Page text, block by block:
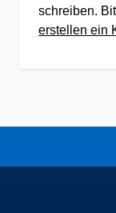
schreiben.
erstellen ein